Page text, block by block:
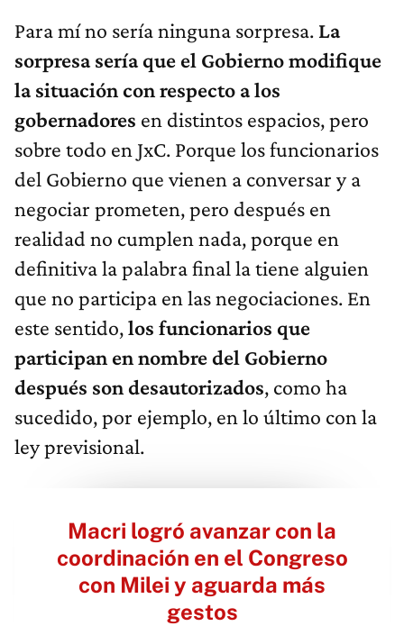
Para mí no sería ninguna sorpresa. La
sorpresa sería que el Gobierno modifique
la situación con respecto a los
gobernadores en distintos espacios, pero
sobre todo en JxC. Porque los funcionarios
del Gobierno que vienen a conversar y a
negociar prometen, pero después en
realidad no cumplen nada, porque en
definitiva la palabra final la tiene alguien
que no participa en las negociaciones. En
este sentido,los funcionarios que
participan en nombre del Gobierno
después son desautorizados, como ha
sucedido, por ejemplo, en lo último con la
ley previsional.
Macri logró avanzar con la
coordinación en el Congreso
con Milei y aguarda más
gestos